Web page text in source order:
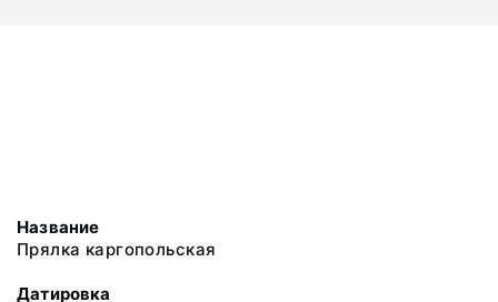
Название
Прялка каргопольская
Датировка